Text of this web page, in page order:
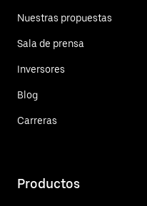
Nuestras propuestas
Sala de prensa
Inversores
Blog
Carreras
Productos